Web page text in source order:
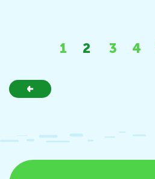
1 2 3 4